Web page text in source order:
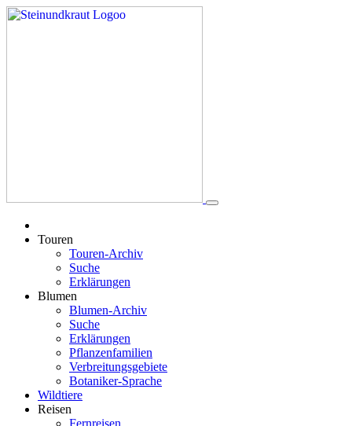
Touren
Touren-Archiv
Suche
Erklärungen
Blumen
Blumen-Archiv
Suche
Erklärungen
Pflanzenfamilien
Verbreitungsgebiete
Botaniker-Sprache
Wildtiere
Reisen
Fernreisen